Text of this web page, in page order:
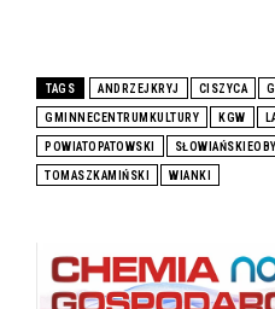
TAGS ANDRZEJKRYJ CISZYCA
GMINNECENTRUMKULTURY KGW
POWIATOPATOWSKI
TOMASZKAMIŃSKI WIANKI